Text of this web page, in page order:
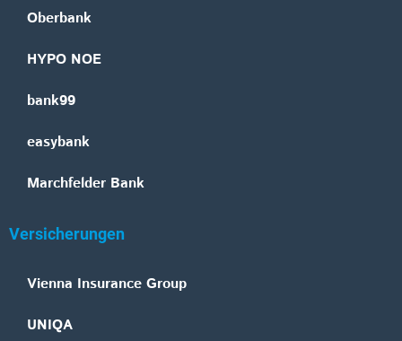
Oberbank
HYPO NOE
bank99
easybank
Marchfelder Bank
Versicherungen
Vienna Insurance Group
UNIQA